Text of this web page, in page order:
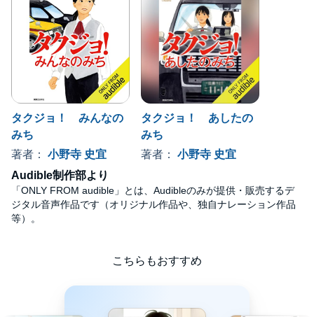
タクジョ！ みんなの
みち
著者： 小野寺 史宜
タクジョ！ あしたの
みち
著者： 小野寺 史宜
Audible制作部より
「ONLY FROM audible」とは、Audibleのみが提供・販売するデ
ジタル音声作品です（オリジナル作品や、独自ナレーション作品
等）。
こちらもおすすめ